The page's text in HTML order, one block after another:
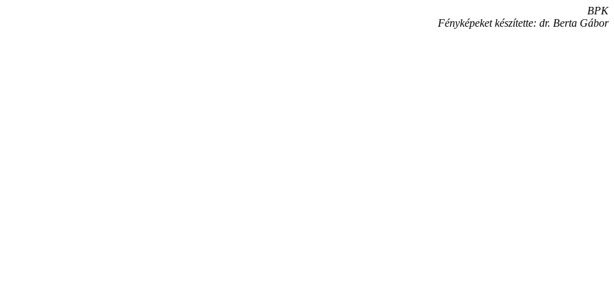
BPK
Fényképeket készítette: dr. Berta Gábor